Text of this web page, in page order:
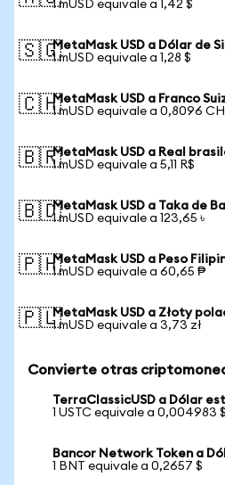
1 mUSD equivale a 1,42 $
🇸🇬MetaMask USD a Dólar de
1 mUSD equivale a 1,28 $
🇨🇭MetaMask USD a Franco
1 mUSD equivale a 0,8096
🇧🇷MetaMask USD a Real
1 mUSD equivale a 5,11 R$
🇧🇩MetaMask USD a Taka de
1 mUSD equivale a 123,65 ৳
🇵🇭MetaMask USD a Peso
1 mUSD equivale a 60,65 ₱
🇵🇱MetaMask USD a Złoty
1 mUSD equivale a 3,73 zł
Convierte otras
TerraClassicUSD a Dólar
1 USTC equivale a 0,004983 $
Bancor Network Token a
1 BNT equivale a 0,2657 $